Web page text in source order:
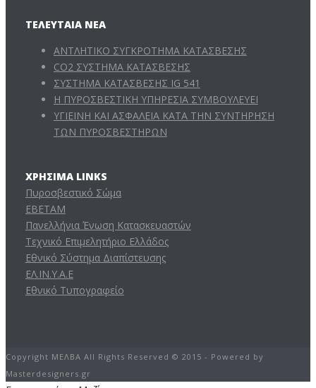
ΤΕΛΕΥΤΑΊΑ ΝΈΑ
ΑΝΤΛΗΤΙΚΟ ΣΥΓΚΡΟΤΗΜΑ ΚΑΤΑΣΒΕΣΗΣ
CO2 ΣΥΣΤΗΜΑ ΚΑΤΑΣΒΕΣΗΣ
ΣΥΣΤΗΜΑ ΚΑΤΑΣΒΕΣΗΣ IG 541
Η ΠΥΡΟΣΒΕΣΤΙΚΗ ΥΠΗΡΕΣΙΑ ΣΥΜΒΟΥΛΕΥΕΙ
ΥΓΙΕΙΝΗ ΚΑΙ ΑΣΦΑΛΕΙΑ ΚΑΤΑ ΤΗΝ ΣΥΝΤΗΡΗΣΗ
ΤΩΝ ΠΥΡΟΣΒΕΣΤΗΡΩΝ
ΧΡΉΣΙΜΑ LINKS
Πυροσβεστικό Σώμα
ΕΒΕΤΑΜ
Πανελλήνια Ένωση Κατασκευαστών
Τεχνικό Επιμελητήριο Ελλάδος
Εθνικό Σύστημα Διαπίστευσης
ΕΛ.ΙΝ.Υ.Α.Ε
Εθνικό Τυπογραφείο
Copyright ΜΕΛΒΑ All Rights Reserved © 2015 - Powered by
Masterdesigners.gr